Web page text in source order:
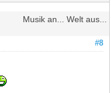
Musik an... Welt aus...
#8